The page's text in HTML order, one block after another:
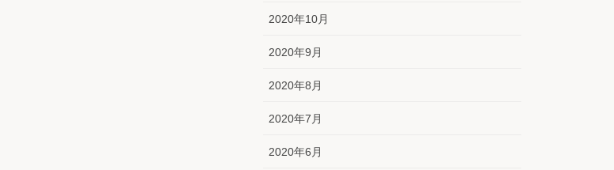
2020年10月
2020年9月
2020年8月
2020年7月
2020年6月